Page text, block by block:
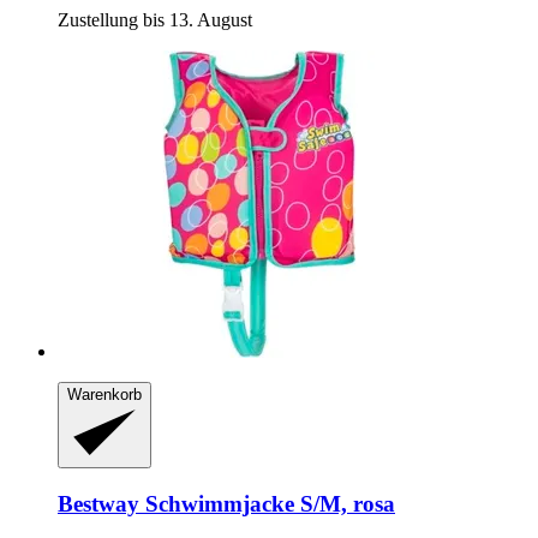
Zustellung bis 13. August
Warenkorb
Bestway Schwimmjacke S/M, rosa